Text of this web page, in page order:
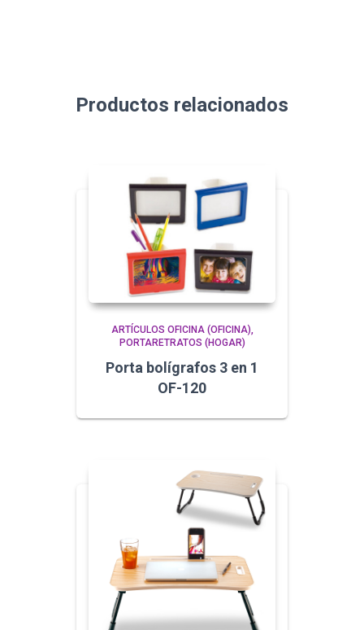
Productos relacionados
ARTÍCULOS OFICINA (OFICINA)
PORTARETRATOS (HOGAR)
Porta bolígrafos 3 en 1
OF-120